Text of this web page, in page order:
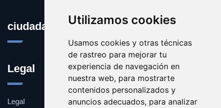
Utilizamos cookies
Usamos cookies y otras técnicas
de rastreo para mejorar tu
experiencia de navegación en
nuestra web, para mostrarte
contenidos personalizados y
anuncios adecuados, para analizar
ciudadana.es
Legal
Legal